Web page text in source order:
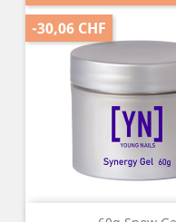
-30,06 CHF